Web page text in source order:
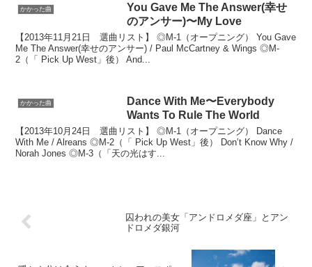
かかった曲
You Gave Me The Answer(幸せ
のアンサー)〜My Love
【2013年11月21日 選曲リスト】 ◎M-1（オープニング） You Gave
Me The Answer(幸せのアンサー) / Paul McCartney & Wings ◎M-
2（「 Pick Up West」後） And...
かかった曲
Dance With Me〜Everybody
Wants To Rule The World
【2013年10月24日 選曲リスト】 ◎M-1（オープニング） Dance
With Me / Alreans ◎M-2（「 Pick Up West」後） Don’t Know Why /
Norah Jones ◎M-3（「天の光はす...
囚われの美女「アンドロメダ座」とアン
ドロメダ銀河